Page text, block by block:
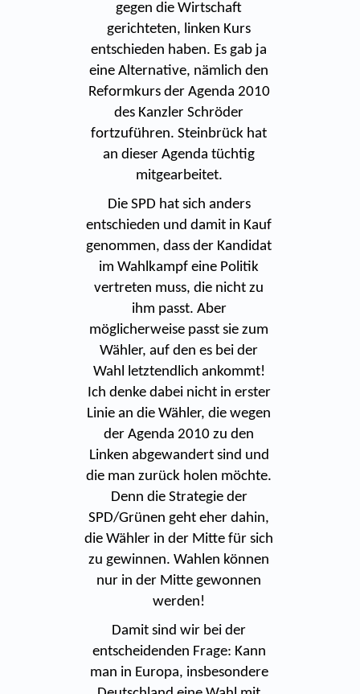
gegen die Wirtschaft
gerichteten, linken Kurs
entschieden haben. Es gab ja
eine Alternative, nämlich den
Reformkurs der Agenda 2010
des Kanzler Schröder
fortzuführen. Steinbrück hat
an dieser Agenda tüchtig
mitgearbeitet.
Die SPD hat sich anders
entschieden und damit in Kauf
genommen, dass der Kandidat
im Wahlkampf eine Politik
vertreten muss, die nicht zu
ihm passt. Aber
möglicherweise passt sie zum
Wähler, auf den es bei der
Wahl letztendlich ankommt!
Ich denke dabei nicht in erster
Linie an die Wähler, die wegen
der Agenda 2010 zu den
Linken abgewandert sind und
die man zurück holen möchte.
Denn die Strategie der
SPD/Grünen geht eher dahin,
die Wähler in der Mitte für sich
zu gewinnen. Wahlen können
nur in der Mitte gewonnen
werden!
Damit sind wir bei der
entscheidenden Frage: Kann
man in Europa, insbesondere